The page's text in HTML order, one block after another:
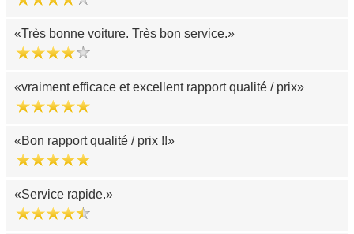
Très bonne voiture. Très bon service.
vraiment efficace et excellent rapport qualité / prix
Bon rapport qualité / prix !!
Service rapide.